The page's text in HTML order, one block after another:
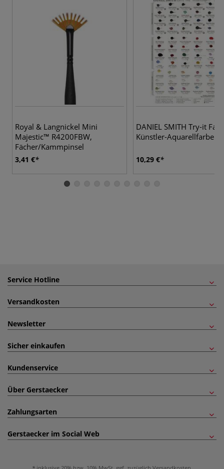
Royal & Langnickel Mini
Majestic™ R4200FBW,
Fächer/Kammpinsel
3,41 €
DANIEL SMITH Try-it
Künstler-Aquarellfarben
10,29 €
Service Hotline
Versandkosten
Newsletter
Sicher einkaufen
Kundenservice
Über Gerstaecker
Zahlungsarten
Gerstaecker im Social Web